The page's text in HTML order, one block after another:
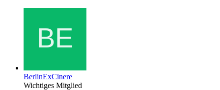
BerlinExCinere
Wichtiges Mitglied